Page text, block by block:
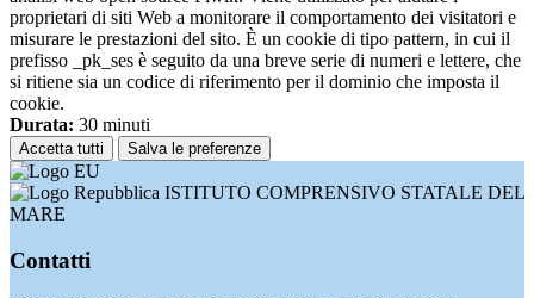
proprietari di siti Web a monitorare il comportamento dei visitatori e
misurare le prestazioni del sito. È un cookie di tipo pattern, in cui il
prefisso _pk_ses è seguito da una breve serie di numeri e lettere, che
si ritiene sia un codice di riferimento per il dominio che imposta il
cookie.
Durata: 30 minuti
Accetta tutti Salva le preferenze
ISTITUTO COMPRENSIVO STATALE DEL
MARE
Contatti